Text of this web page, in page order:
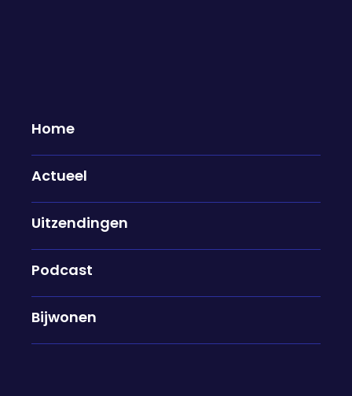
Home
Actueel
Uitzendingen
Podcast
Bijwonen
Ahmed Aboutaleb over het
huidige politieke klimaat: "Je
moet in gesprek blijven met
elkaar"
Ahmed Aboutaleb groeide op in het Rifgebergte in
Marokko, kwam op zijn 15e naar Nederland en